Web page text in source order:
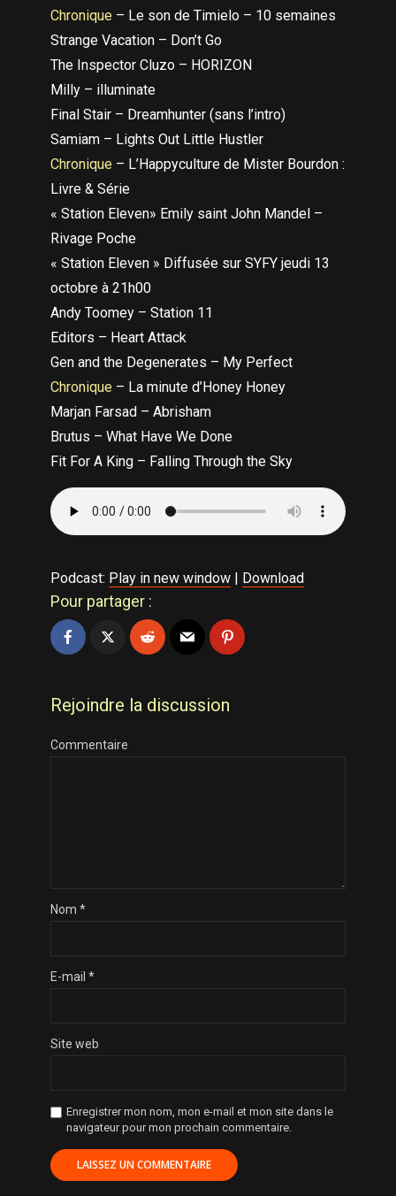
Chronique – Le son de Timielo – 10 semaines
Strange Vacation – Don’t Go
The Inspector Cluzo – HORIZON
Milly – illuminate
Final Stair – Dreamhunter (sans l’intro)
Samiam – Lights Out Little Hustler
Chronique – L’Happyculture de Mister Bourdon :
Livre & Série
« Station Eleven» Emily saint John Mandel –
Rivage Poche
« Station Eleven » Diffusée sur SYFY jeudi 13
octobre à 21h00
Andy Toomey – Station 11
Editors – Heart Attack
Gen and the Degenerates – My Perfect
Chronique – La minute d’Honey Honey
Marjan Farsad – Abrisham
Brutus – What Have We Done
Fit For A King – Falling Through the Sky
Podcast: Play in new window | Download
Pour partager :
Rejoindre la discussion
Commentaire
Nom *
E-mail *
Site web
Enregistrer mon nom, mon e-mail et mon site dans le
navigateur pour mon prochain commentaire.